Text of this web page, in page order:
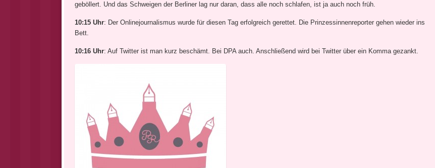
geböllert. Und das Schweigen der Berliner lag nur daran, dass alle noch schlafen, ist ja auch noch früh.
10:15 Uhr: Der Onlinejournalismus wurde für diesen Tag erfolgreich gerettet. Die Prinzessinnenreporter gehen wieder ins
Bett.
10:16 Uhr: Auf Twitter ist man kurz beschämt. Bei DPA auch. Anschließend wird bei Twitter über ein Komma gezankt.